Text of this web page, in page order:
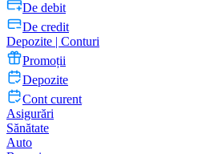
De debit
De credit
Depozite | Conturi
Promoții
Depozite
Cont curent
Asigurări
Sănătate
Auto